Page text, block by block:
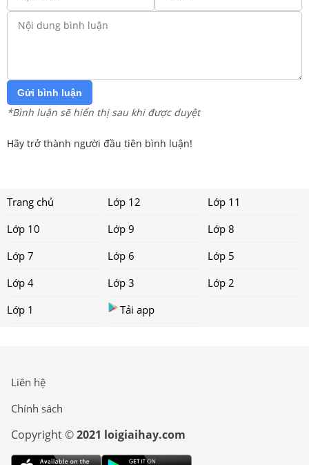
Gửi bình luận
*Bình luận sẽ hiển thị sau khi được duyệt
Hãy trở thành người đầu tiên bình luận!
Trang chủ Lớp 12
Lớp 11
Lớp 10
Lớp 9
Lớp 8
Lớp 7
Lớp 6
Lớp 5
Lớp 4
Lớp 3
Lớp 2
Lớp 1
Tải app
Liên hệ
Chính sách
Copyright ©2021 loigiaihay.com